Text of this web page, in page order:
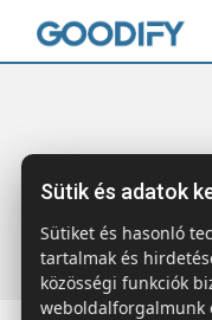
Főoldal Termékek
Sütik és adatok
Sütiket és hasonló
tartalmak és
közösségi funkciók
weboldalforgalmunk